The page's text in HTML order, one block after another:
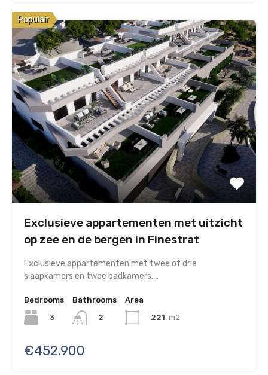
Populair
Exclusieve appartementen met uitzicht
op zee en de bergen in Finestrat
Exclusieve appartementen met twee of drie
slaapkamers en twee badkamers.…
Bedrooms
3
Bathrooms
2
Area
221 m2
€452.900